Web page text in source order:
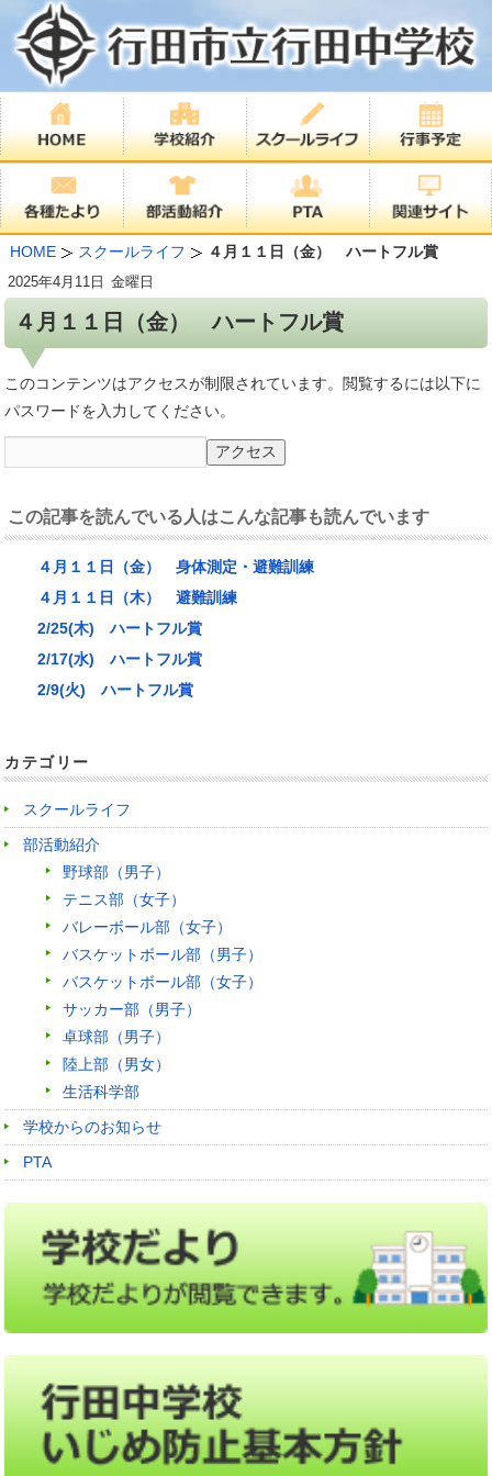
HOME スクールライフ ４月１１日（金） ハートフル賞
４月１１日（金） ハートフル賞
2025年4月11日 金曜日
このコンテンツはアクセスが制限されています。閲覧するには以下に
パスワードを入力してください。
この記事を読んでいる人はこんな記事も読んでいます
４月１１日（金） 身体測定・避難訓練
４月１１日（木） 避難訓練
2/25(木) ハートフル賞
2/17(水) ハートフル賞
2/9(火) ハートフル賞
カテゴリー
スクールライフ
部活動紹介
野球部（男子）
テニス部（女子）
バレーボール部（女子）
バスケットボール部（男子）
バスケットボール部（女子）
サッカー部（男子）
卓球部（男子）
陸上部（男女）
生活科学部
学校からのお知らせ
PTA